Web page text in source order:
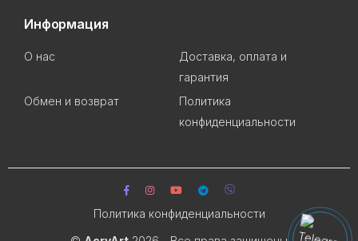
Информация
О нас
Доставка, оплата и
гарантия
Обмен и возврат
Политика
конфиденциальности
Политика конфиденциальности